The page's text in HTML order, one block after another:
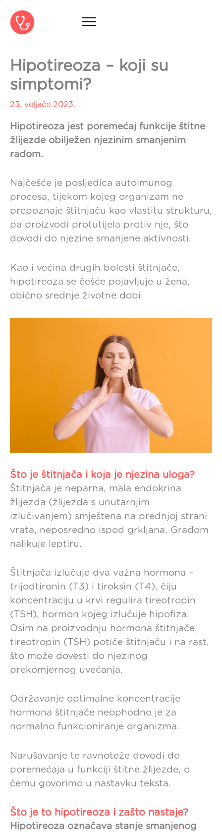
content
Hipotireoza – koji su
simptomi?
23. veljače 2023.
Hipotireoza jest poremećaj funkcije štitne
žlijezde obilježen njezinim smanjenim
radom.
Najčešće je posljedica autoimunog
procesa, tijekom kojeg organizam ne
prepoznaje štitnjaču kao vlastitu strukturu,
pa proizvodi protutijela protiv nje, što
dovodi do njezine smanjene aktivnosti.
Kao i većina drugih bolesti štitnjače,
hipotireoza se češće pojavljuje u žena,
obično srednje životne dobi.
Što je štitnjača i koja je njezina uloga?
Štitnjača je neparna, mala endokrina
žlijezda (žlijezda s unutarnjim
izlučivanjem) smještena na prednjoj strani
vrata, neposredno ispod grkljana. Građom
nalikuje leptiru.
Štitnjača izlučuje dva važna hormona –
trijodtironin (T3) i tiroksin (T4), čiju
koncentraciju u krvi regulira tireotropin
(TSH), hormon kojeg izlučuje hipofiza.
Osim na proizvodnju hormona štitnjače,
tireotropin (TSH) potiče štitnjaču i na rast,
što može dovesti do njezinog
prekomjernog uvećanja.
Održavanje optimalne koncentracije
hormona štitnjače neophodno je za
normalno funkcioniranje organizma.
Narušavanje te ravnoteže dovodi do
poremećaja u funkciji štitne žlijezde, o
čemu govorimo u nastavku teksta.
Što je to hipotireoza i zašto nastaje?
Hipotireoza označava stanje smanjenog